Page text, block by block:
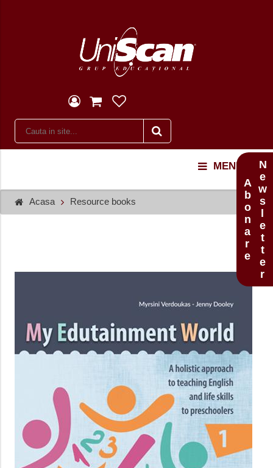
MENU
Acasa Resource books Newsletter
Abonare